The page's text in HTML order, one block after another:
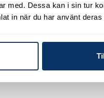
med. Dessa kan i sin tur
in när du har använt deras